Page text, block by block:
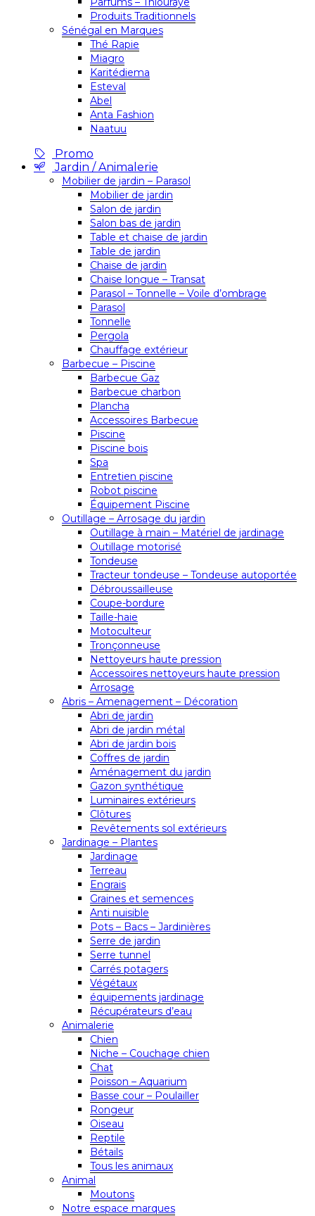
Produits Traditionnels
Sénégal en Marques
Thé Rapie
Miagro
Karitédiema
Esteval
Abel
Anta Fashion
Naatuu
Promo
Jardin / Animalerie
Mobilier de jardin – Parasol
Mobilier de jardin
Salon de jardin
Salon bas de jardin
Table et chaise de jardin
Table de jardin
Chaise de jardin
Chaise longue – Transat
Parasol – Tonnelle – Voile d’ombrage
Parasol
Tonnelle
Pergola
Chauffage extérieur
Barbecue – Piscine
Barbecue Gaz
Barbecue charbon
Plancha
Accessoires Barbecue
Piscine
Piscine bois
Spa
Entretien piscine
Robot piscine
Équipement Piscine
Outillage – Arrosage du jardin
Outillage à main – Matériel de jardinage
Outillage motorisé
Tondeuse
Tracteur tondeuse – Tondeuse autoportée
Débroussailleuse
Coupe-bordure
Taille-haie
Motoculteur
Tronçonneuse
Nettoyeurs haute pression
Accessoires nettoyeurs haute pression
Arrosage
Abris – Amenagement – Décoration
Abri de jardin
Abri de jardin métal
Abri de jardin bois
Coffres de jardin
Aménagement du jardin
Gazon synthétique
Luminaires extérieurs
Clôtures
Revêtements sol extérieurs
Jardinage – Plantes
Jardinage
Terreau
Engrais
Graines et semences
Anti nuisible
Pots – Bacs – Jardinières
Serre de jardin
Serre tunnel
Carrés potagers
Végétaux
équipements jardinage
Récupérateurs d’eau
Animalerie
Chien
Niche – Couchage chien
Chat
Poisson – Aquarium
Basse cour – Poulailler
Rongeur
Oiseau
Reptile
Bétails
Tous les animaux
Animal
Moutons
Notre espace marques